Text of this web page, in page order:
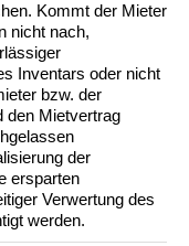
Kommt der Mieter
nicht nach,
Inventars oder nicht
bzw. der
den Mietvertrag
der
ersparten
Verwertung des
werden.